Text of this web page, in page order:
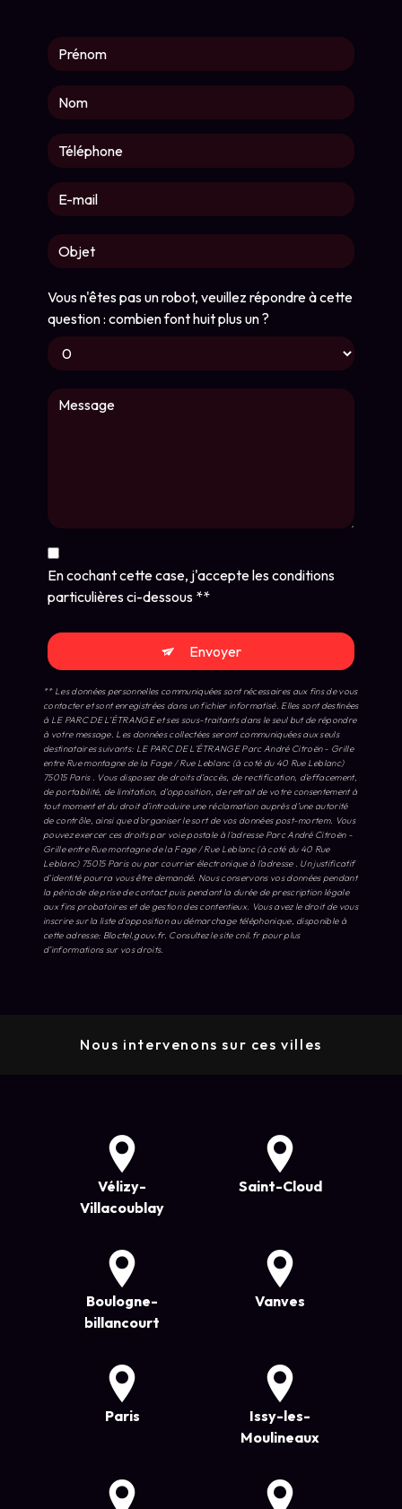
Vous n'êtes pas un robot, veuillez répondre à cette
question : combien font huit plus un ?
En cochant cette case, j'accepte les conditions
particulières ci-dessous **
Envoyer
** Les données personnelles communiquées sont nécessaires aux fins de vous
contacter et sont enregistrées dans un fichier informatisé. Elles sont destinées
à LE PARC DE L’ÉTRANGE et ses sous-traitants dans le seul but de répondre
à votre message. Les données collectées seront communiquées aux seuls
destinataires suivants: LE PARC DE L’ÉTRANGE Parc André Citroën - Grille
entre Rue montagne de la Fage / Rue Leblanc (à coté du 40 Rue Leblanc)
75015 Paris . Vous disposez de droits d’accès, de rectification, d’effacement,
de portabilité, de limitation, d’opposition, de retrait de votre consentement à
tout moment et du droit d’introduire une réclamation auprès d’une autorité
de contrôle, ainsi que d’organiser le sort de vos données post-mortem. Vous
pouvez exercer ces droits par voie postale à l'adresse Parc André Citroën -
Grille entre Rue montagne de la Fage / Rue Leblanc (à coté du 40 Rue
Leblanc) 75015 Paris ou par courrier électronique à l'adresse . Un justificatif
d'identité pourra vous être demandé. Nous conservons vos données pendant
la période de prise de contact puis pendant la durée de prescription légale
aux fins probatoires et de gestion des contentieux. Vous avez le droit de vous
inscrire sur la liste d'opposition au démarchage téléphonique, disponible à
cette adresse: Bloctel.gouv.fr. Consultez le site cnil.fr pour plus
d’informations sur vos droits.
Nous intervenons sur ces villes
Vélizy-
Villacoublay
Saint-Cloud
Boulogne-
billancourt
Vanves
Paris
Issy-les-
Moulineaux